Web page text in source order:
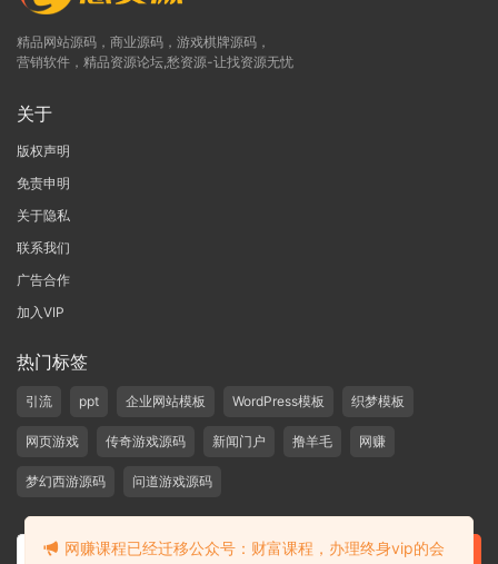
精品网站源码，商业源码，游戏棋牌源码，
营销软件，精品资源论坛,愁资源-让找资源无忧
关于
版权声明
免责申明
关于隐私
联系我们
广告合作
加入VIP
热门标签
引流 ppt 企业网站模板 WordPress模板 织梦模板
网页游戏 传奇游戏源码 新闻门户 撸羊毛 网赚
梦幻西游源码 问道游戏源码
网赚课程已经迁移公众号：财富课程，办理终身vip的会